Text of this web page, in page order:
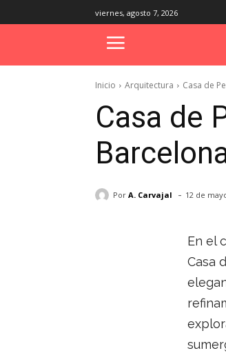
viernes, agosto 7, 2026
Inicio Arquitectura Casa de
Casa de
Por A. Carvajal - 12 de
En el
Casa